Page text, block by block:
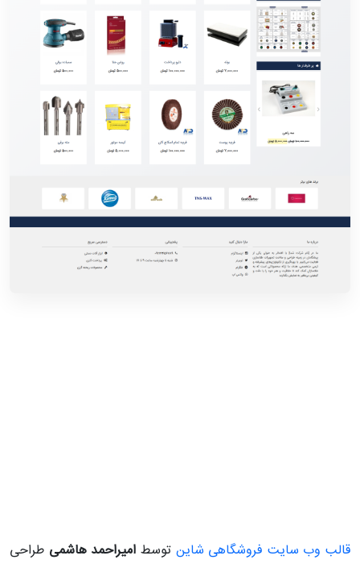
قالب وب سایت فروشگاهی شاین توسط امیراحمد هاشمی طراحی